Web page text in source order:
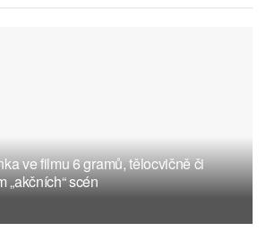
ve filmu 6 gramů, tělocvičně či
„akčních“ scén